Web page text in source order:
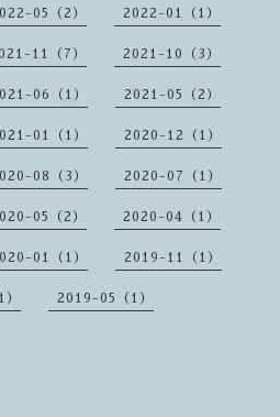
05（2） 2022-01（1）
11（7） 2021-10（3）
06（1） 2021-05（2）
01（1） 2020-12（1）
08（3） 2020-07（1）
05（2） 2020-04（1）
01（1） 2019-11（1）
2019-05（1）